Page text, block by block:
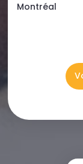
Montréal